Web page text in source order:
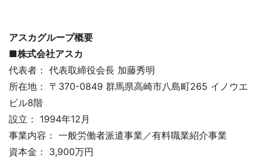
アスカグループ概要
■株式会社アスカ
代表者： 代表取締役会長 加藤秀明
所在地： 〒370-0849 群馬県高崎市八島町265 イノウエ
ビル8階
設立： 1994年12月
事業内容： 一般労働者派遣事業／有料職業紹介事業
資本金： 3,900万円